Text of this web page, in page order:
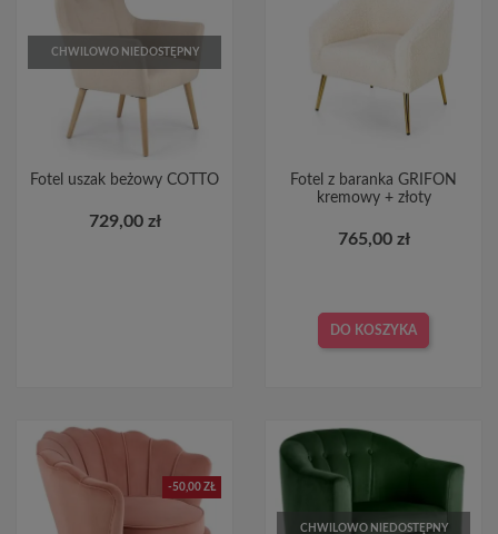
CHWILOWO NIEDOSTĘPNY
Fotel uszak beżowy COTTO
729,00 zł
Fotel z baranka GRIFON
kremowy + złoty
765,00 zł
DO KOSZYKA
-50,00 ZŁ
CHWILOWO NIEDOSTĘPNY